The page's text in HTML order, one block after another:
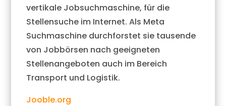
vertikale Jobsuchmaschine, für die
Stellensuche im Internet. Als Meta
Suchmaschine durchforstet sie tausende
von Jobbörsen nach geeigneten
Stellenangeboten auch im Bereich
Transport und Logistik.
Jooble.org